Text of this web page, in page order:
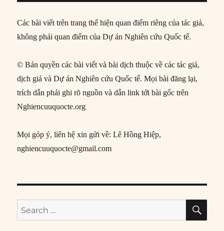
Các bài viết trên trang thể hiện quan điểm riêng của tác giả,
không phải quan điểm của Dự án Nghiên cứu Quốc tế.
© Bản quyền các bài viết và bài dịch thuộc về các tác giả,
dịch giả và Dự án Nghiên cứu Quốc tế. Mọi bài đăng lại,
trích dẫn phải ghi rõ nguồn và dẫn link tới bài gốc trên
Nghiencuuquocte.org
Mọi góp ý, liên hệ xin gửi về: Lê Hồng Hiệp,
nghiencuuquocte@gmail.com
Search
for: